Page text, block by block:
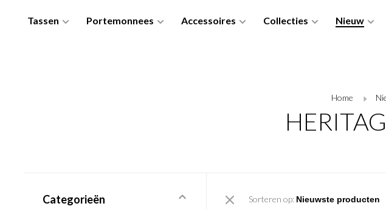
Tassen Portemonnees Accessoires Collecties Nieuw
Home
Categorieën Sorteren op: